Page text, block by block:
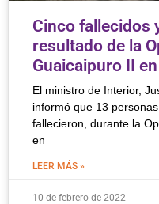
Cinco fallecidos
resultado de la
Guaicaipuro II
El ministro de Interior,
informó que 13
fallecieron, durante la
en
LEER MÁS »
10 de febrero de 2022